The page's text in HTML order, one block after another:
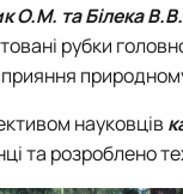
та Білека В.В.
рубки
науковців
та розроблено